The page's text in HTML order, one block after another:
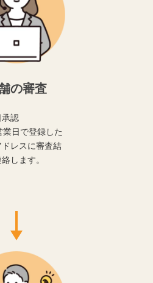
の審査
承認
業日で登録した
ドレスに審査結
します。